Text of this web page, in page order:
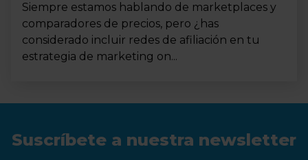
Siempre estamos hablando de marketplaces y
comparadores de precios, pero ¿has
considerado incluir redes de afiliación en tu
estrategia de marketing on...
Suscríbete a nuestra newsletter